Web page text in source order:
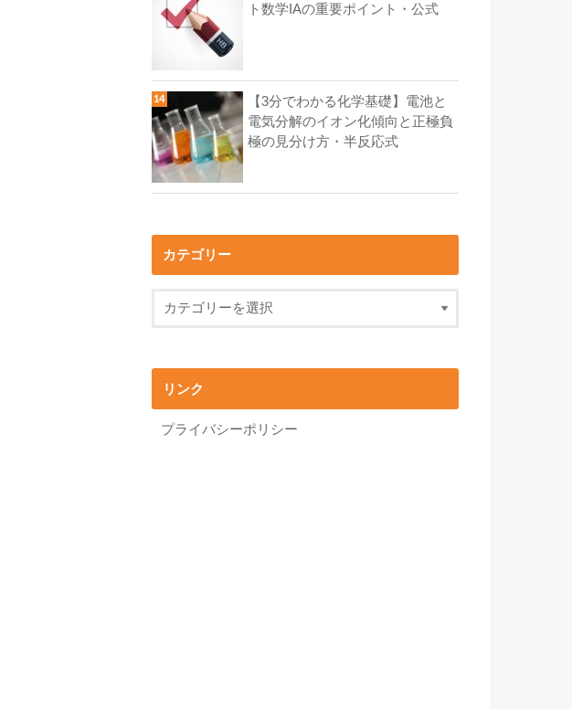
ト数学IAの重要ポイント・公式
【3分でわかる化学基礎】電池と
電気分解のイオン化傾向と正極負
極の見分け方・半反応式
カテゴリー
リンク
プライバシーポリシー